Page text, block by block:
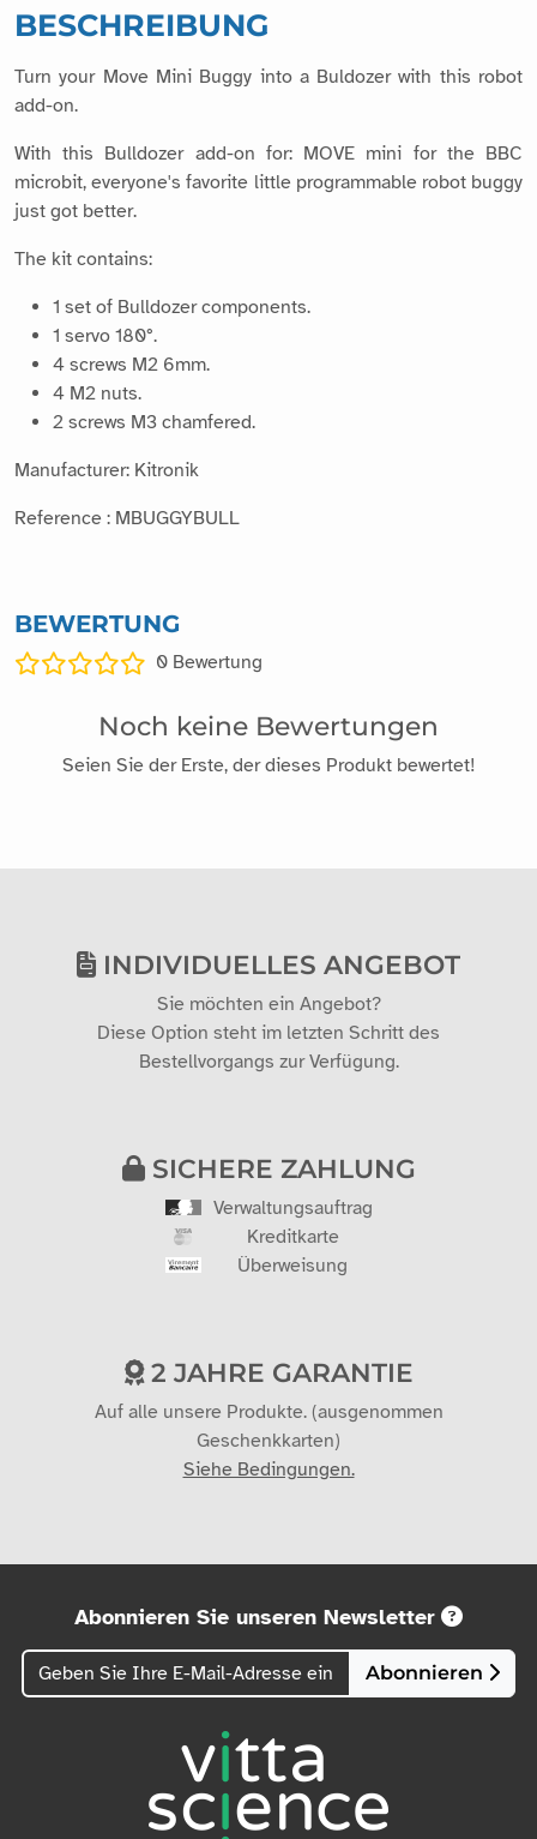
BESCHREIBUNG
Turn your Move Mini Buggy into a Buldozer with this robot
add-on.
With this Bulldozer add-on for: MOVE mini for the BBC
microbit, everyone's favorite little programmable robot buggy
just got better.
The kit contains:
1 set of Bulldozer components.
1 servo 180°.
4 screws M2 6mm.
4 M2 nuts.
2 screws M3 chamfered.
Manufacturer: Kitronik
Reference : MBUGGYBULL
BEWERTUNG
0 Bewertung
Noch keine Bewertungen
Seien Sie der Erste, der dieses Produkt bewertet!
INDIVIDUELLES ANGEBOT
Sie möchten ein Angebot?
Diese Option steht im letzten Schritt des
Bestellvorgangs zur Verfügung.
SICHERE ZAHLUNG
Verwaltungsauftrag
Kreditkarte
Überweisung
2 JAHRE GARANTIE
Auf alle unsere Produkte. (ausgenommen
Geschenkkarten)
Siehe Bedingungen.
Abonnieren Sie unseren Newsletter
Abonnieren